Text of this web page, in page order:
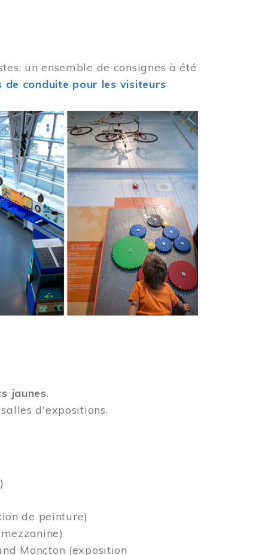
un ensemble de consignes à été
de conduite pour les visiteurs
jaunes.
d'expositions.
de peinture)
Moncton (exposition